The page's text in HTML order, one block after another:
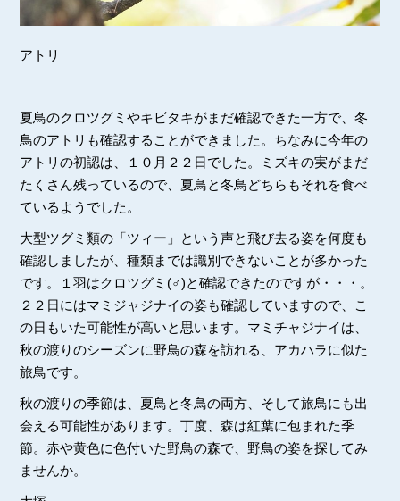
アトリ
夏鳥のクロツグミやキビタキがまだ確認できた一方で、冬
鳥のアトリも確認することができました。ちなみに今年の
アトリの初認は、１０月２２日でした。ミズキの実がまだ
たくさん残っているので、夏鳥と冬鳥どちらもそれを食べ
ているようでした。
大型ツグミ類の「ツィー」という声と飛び去る姿を何度も
確認しましたが、種類までは識別できないことが多かった
です。１羽はクロツグミ(♂)と確認できたのですが・・・。
２２日にはマミジャジナイの姿も確認していますので、こ
の日もいた可能性が高いと思います。マミチャジナイは、
秋の渡りのシーズンに野鳥の森を訪れる、アカハラに似た
旅鳥です。
秋の渡りの季節は、夏鳥と冬鳥の両方、そして旅鳥にも出
会える可能性があります。丁度、森は紅葉に包まれた季
節。赤や黄色に色付いた野鳥の森で、野鳥の姿を探してみ
ませんか。